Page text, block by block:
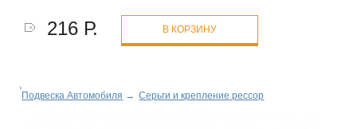
216 Р. В КОРЗИНУ
Подвеска Автомобиля → Серьги и крепление рессор